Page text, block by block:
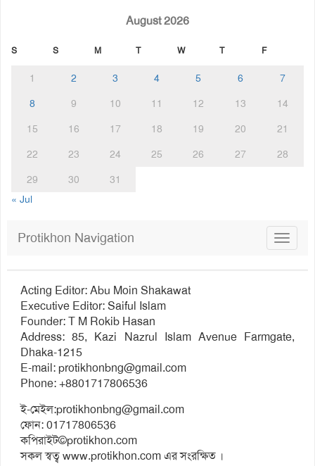
August 2026
S S M T W T F
1 2 3 4 5 6
7
8
9 10 11 12 13
14
15
16 17 18 19 20
21
22
23 24 25 26 27
28
29
30
31
« Jul
Toggle
Protikhon Navigation
Acting Editor: Abu Moin Shakawat
Executive Editor: Saiful Islam
Founder: T M Rokib Hasan
Address: 85, Kazi Nazrul Islam Avenue Farmgate,
Dhaka-1215
E-mail:protikhonbng@gmail.com
Phone: +8801717806536
ই-মেইল:protikhonbng@gmail.com
ফোন: 01717806536
কপিরাইট©protikhon.com
সকল স্বত্ব www.protikhon.com এর সংরক্ষিত ।